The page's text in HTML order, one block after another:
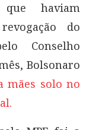
que haviam
do
Conselho
Bolsonaro
mães solo no